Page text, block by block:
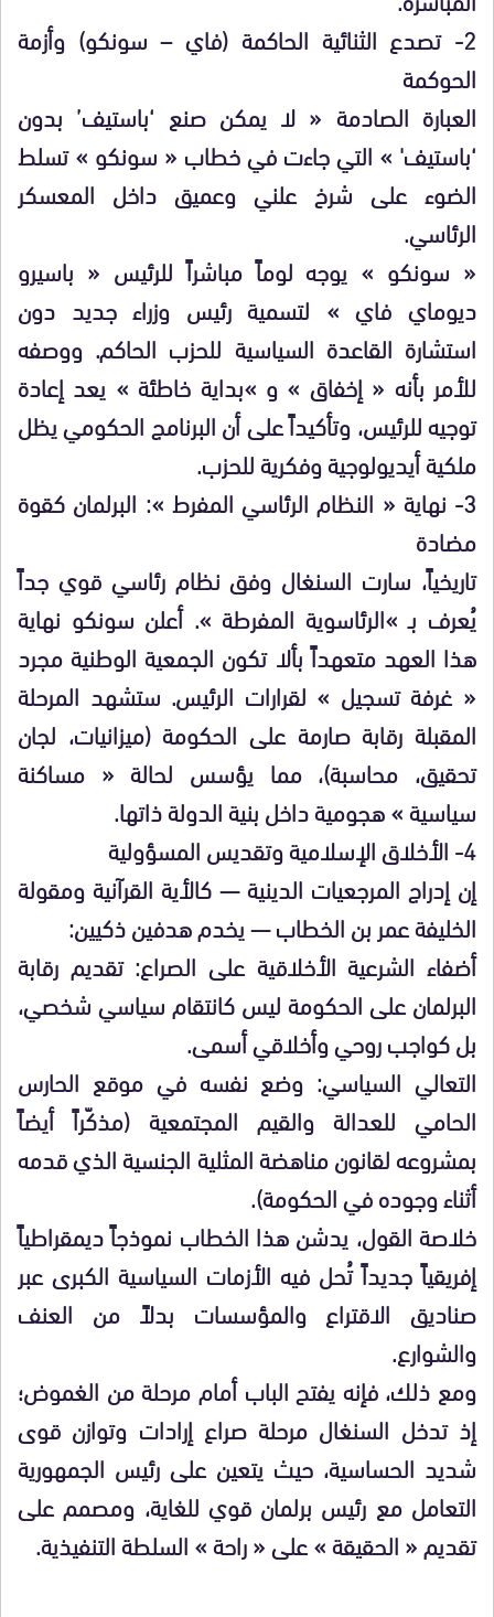
​2- تصدع الثنائية الحاكمة (فاي – سونكو) وأزمة
الحوكمة
​العبارة الصادمة « لا يمكن صنع ‘باستيف’ بدون
‘باستيف' » التي جاءت في خطاب « سونكو » تسلط
الضوء على شرخ علني وعميق داخل المعسكر
الرئاسي.
« سونكو » يوجه لوماً مباشراً للرئيس « باسيرو
ديوماي فاي » لتسمية رئيس وزراء جديد دون
استشارة القاعدة السياسية للحزب الحاكم. ووصفه
للأمر بأنه « إخفاق » و »بداية خاطئة » يعد إعادة
توجيه للرئيس، وتأكيداً على أن البرنامج الحكومي يظل
ملكية أيديولوجية وفكرية للحزب.
​3- نهاية « النظام الرئاسي المفرط »: البرلمان كقوة
مضادة
​تاريخياً، سارت السنغال وفق نظام رئاسي قوي جداً
يُعرف بـ »الرئاسوية المفرطة ». أعلن سونكو نهاية
هذا العهد متعهداً بألا تكون الجمعية الوطنية مجرد
« غرفة تسجيل » لقرارات الرئيس. ستشهد المرحلة
المقبلة رقابة صارمة على الحكومة (ميزانيات، لجان
تحقيق، محاسبة)، مما يؤسس لحالة « مساكنة
سياسية » هجومية داخل بنية الدولة ذاتها.
​4- الأخلاق الإسلامية وتقديس المسؤولية
​إن إدراج المرجعيات الدينية — كالأية القرآنية ومقولة
الخليفة عمر بن الخطاب — يخدم هدفين ذكيين:
​أضفاء الشرعية الأخلاقية على الصراع: تقديم رقابة
البرلمان على الحكومة ليس كانتقام سياسي شخصي،
بل كواجب روحي وأخلاقي أسمى.
​التعالي السياسي: وضع نفسه في موقع الحارس
الحامي للعدالة والقيم المجتمعية (مذكّراً أيضاً
بمشروعه لقانون مناهضة المثلية الجنسية الذي قدمه
أثناء وجوده في الحكومة).
​خلاصة القول، يدشن هذا الخطاب نموذجاً ديمقراطياً
إفريقياً جديداً تُحل فيه الأزمات السياسية الكبرى عبر
صناديق الاقتراع والمؤسسات بدلاً من العنف
والشوارع.
ومع ذلك، فإنه يفتح الباب أمام مرحلة من الغموض؛
إذ تدخل السنغال مرحلة صراع إرادات وتوازن قوى
شديد الحساسية، حيث يتعين على رئيس الجمهورية
التعامل مع رئيس برلمان قوي للغاية، ومصمم على
تقديم « الحقيقة » على « راحة » السلطة التنفيذية.